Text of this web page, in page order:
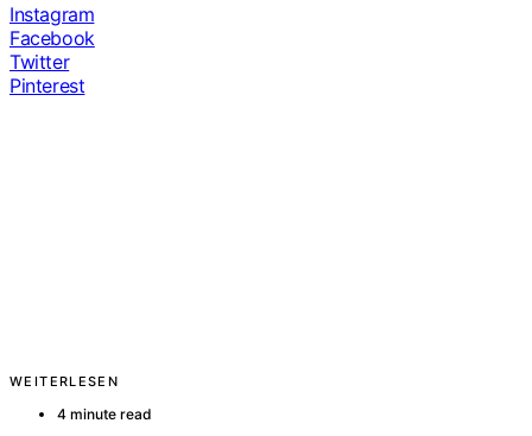
Instagram
Facebook
Twitter
Pinterest
WEITERLESEN
4 minute read